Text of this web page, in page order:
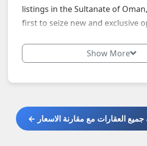
listings in the Sultanate of
first to seize new and exclusive
Show More
العقارات مع مقارنة الاسعار ←